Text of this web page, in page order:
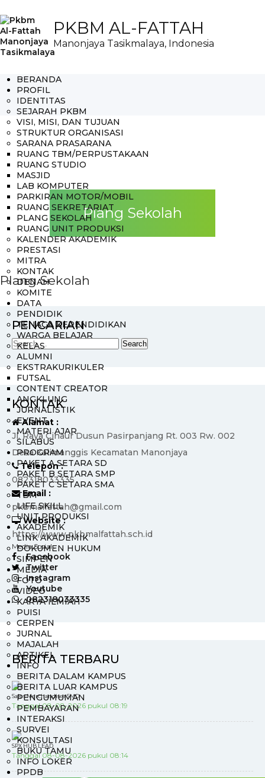
PKBM AL-FATTAH
Manonjaya Tasikmalaya, Indonesia
BERANDA
PROFIL
IDENTITAS
SEJARAH PKBM
VISI, MISI, DAN TUJUAN
STRUKTUR ORGANISASI
SARANA PRASARANA
RUANG TBM/PERPUSTAKAAN
RUANG STUDIO
MASJID
LAB KOMPUTER
PARKIRAN MOTOR/MOBIL
RUANG SEKRETARIAT
PLANG SEKOLAH
RUANG UNIT PRODUKSI
KALENDER AKADEMIK
PRESTASI
MITRA
KONTAK
DENAH
KOMITE
DATA
PENDIDIK
TENAGA KEPENDIDIKAN
WARGA BELAJAR
KELAS
ALUMNI
EKSTRAKURIKULER
FUTSAL
CONTENT CREATOR
ANGKLUNG
JURNALISTIK
EVENT
MATERI AJAR
SILABUS
PROGRAM
PAKET A SETARA SD
PAKET B SETARA SMP
PAKET C SETARA SMA
TBM
LIFE SKILL
UNIT PRODUKSI
AKADEMIK
LINK AKADEMIK
DOKUMEN HUKUM
SIMPEN
MEDIA
FOTO
VIDEO
KARYA ILMIAH
PUISI
CERPEN
JURNAL
MAJALAH
ARTIKEL
INFO
BERITA DALAM KAMPUS
BERITA LUAR KAMPUS
PENGUMUMAN
PEMBAYARAN
INTERAKSI
SURVEI
KONSULTASI
BUKU TAMU
INFO LOKER
PPDB
Plang Sekolah
Plang Sekolah
PENCARIAN
KONTAK
Alamat :
Jl. Raya Cihaur Dusun Pasirpanjang Rt. 003 Rw. 002
Desa Kalimanggis Kecamatan Manonjaya
Telepon :
082318033335
Email :
pkbmalfattah@gmail.com
Website :
https://www.pkbmalfattah.sch.id
Media Sosial :
Facebook
Twitter
Instagram
Youtube
082318033335
BERITA TERBARU
Sales Merchandiser SMD
Tanggal 08-08-2026 pukul 08:19
SPX HUB LEAD
Tanggal 08-08-2026 pukul 08:14